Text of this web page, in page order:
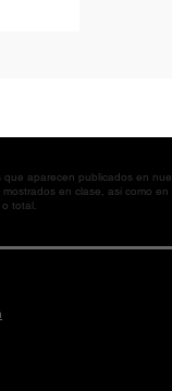
aparecen publicados en
en clase, así como
total.